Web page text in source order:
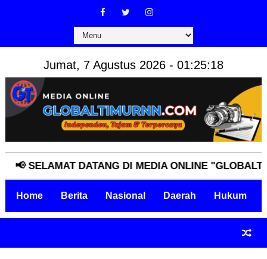
Jumat, 7 Agustus 2026 - 01:25:19
DATANG DI MEDIA ONLINE
Home Berita Nasional Daerah Hukum